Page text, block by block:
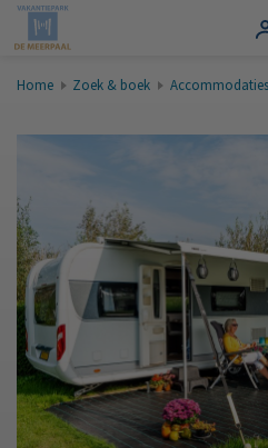
Home Zoek & boek Accommodaties